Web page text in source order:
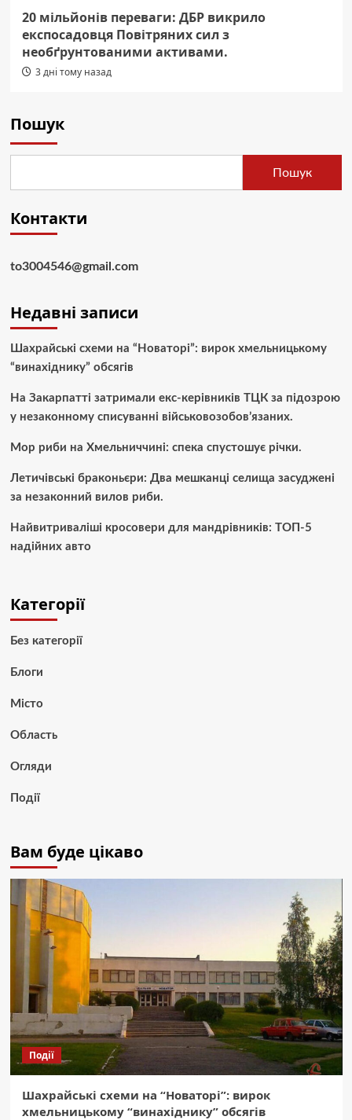
20 мільйонів переваги: ДБР викрило
експосадовця Повітряних сил з
необґрунтованими активами.
3 дні тому назад
Пошук
Пошук
Контакти
to3004546@gmail.com
Недавні записи
Шахрайські схеми на “Новаторі”: вирок хмельницькому
“винахіднику” обсягів
На Закарпатті затримали екс-керівників ТЦК за підозрою
у незаконному списуванні військовозобов’язаних.
Мор риби на Хмельниччині: спека спустошує річки.
Летичівські браконьєри: Два мешканці селища засуджені
за незаконний вилов риби.
Найвитриваліші кросовери для мандрівників: ТОП-5
надійних авто
Категорії
Без категорії
Блоги
Місто
Область
Огляди
Події
Вам буде цікаво
Події
Шахрайські схеми на “Новаторі”: вирок
хмельницькому “винахіднику” обсягів